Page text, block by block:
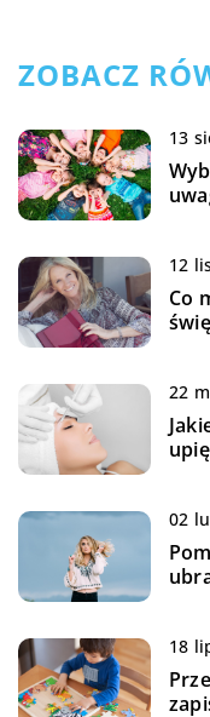
ZOBACZ
13
12
Co
22
02
18